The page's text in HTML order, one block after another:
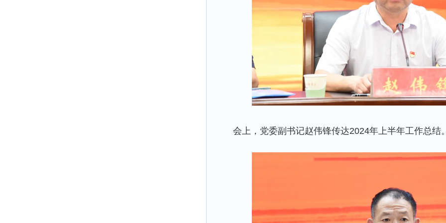
会上，党委副书记赵伟锋传达2024年上半年工作总结